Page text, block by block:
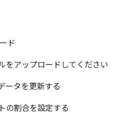
ド
をアップロードしてください
ータを更新する
の割合を設定する